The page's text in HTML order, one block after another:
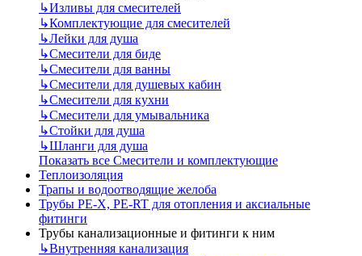
↳Изливы для смесителей
↳Комплектующие для смесителей
↳Лейки для душа
↳Смесители для биде
↳Смесители для ванны
↳Смесители для душевых кабин
↳Смесители для кухни
↳Смесители для умывальника
↳Стойки для душа
↳Шланги для душа
Показать все Смесители и комплектующие
Теплоизоляция
Трапы и водоотводящие желоба
Трубы PE-X, PE-RT для отопления и аксиальные
фитинги
Трубы канализационные и фитинги к ним
↳Внутренняя канализация